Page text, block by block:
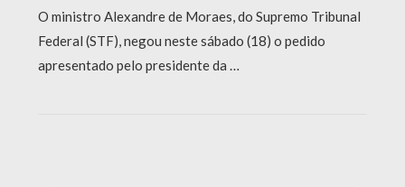
O ministro Alexandre de Moraes, do Supremo Tribunal
Federal (STF), negou neste sábado (18) o pedido
apresentado pelo presidente da …